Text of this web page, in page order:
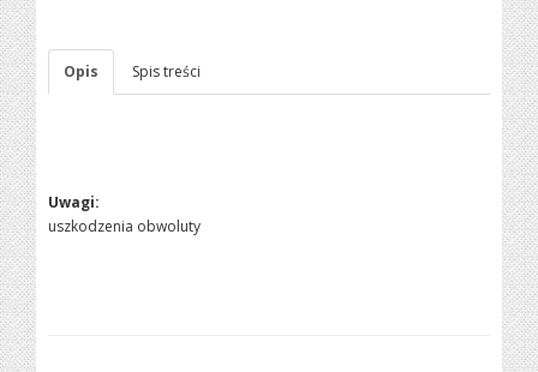
Opis Spis treści
Uwagi:
uszkodzenia obwoluty